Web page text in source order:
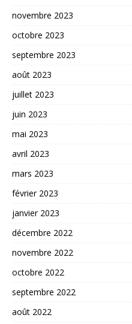
novembre 2023
octobre 2023
septembre 2023
août 2023
juillet 2023
juin 2023
mai 2023
avril 2023
mars 2023
février 2023
janvier 2023
décembre 2022
novembre 2022
octobre 2022
septembre 2022
août 2022